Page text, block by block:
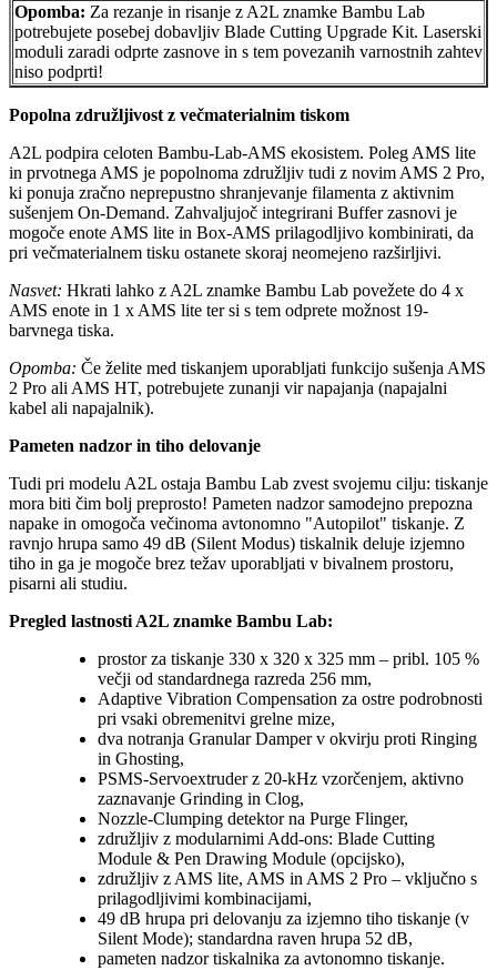
Opomba: Za rezanje in risanje z A2L znamke Bambu Lab
potrebujete posebej dobavljiv Blade Cutting Upgrade Kit. Laserski
moduli zaradi odprte zasnove in s tem povezanih varnostnih zahtev
niso podprti!
Popolna združljivost z večmaterialnim tiskom
A2L podpira celoten Bambu-Lab-AMS ekosistem. Poleg AMS lite
in prvotnega AMS je popolnoma združljiv tudi z novim AMS 2 Pro,
ki ponuja zračno neprepustno shranjevanje filamenta z aktivnim
sušenjem On-Demand. Zahvaljujoč integrirani Buffer zasnovi je
mogoče enote AMS lite in Box-AMS prilagodljivo kombinirati, da
pri večmaterialnem tisku ostanete skoraj neomejeno razširljivi.
Nasvet: Hkrati lahko z A2L znamke Bambu Lab povežete do 4 x
AMS enote in 1 x AMS lite ter si s tem odprete možnost 19-
barvnega tiska.
Opomba: Če želite med tiskanjem uporabljati funkcijo sušenja AMS
2 Pro ali AMS HT, potrebujete zunanji vir napajanja (napajalni
kabel ali napajalnik).
Pameten nadzor in tiho delovanje
Tudi pri modelu A2L ostaja Bambu Lab zvest svojemu cilju: tiskanje
mora biti čim bolj preprosto! Pameten nadzor samodejno prepozna
napake in omogoča večinoma avtonomno "Autopilot" tiskanje. Z
ravnjo hrupa samo 49 dB (Silent Modus) tiskalnik deluje izjemno
tiho in ga je mogoče brez težav uporabljati v bivalnem prostoru,
pisarni ali studiu.
Pregled lastnosti A2L znamke Bambu Lab:
prostor za tiskanje 330 x 320 x 325 mm – pribl. 105 %
večji od standardnega razreda 256 mm,
Adaptive Vibration Compensation za ostre podrobnosti
pri vsaki obremenitvi grelne mize,
dva notranja Granular Damper v okvirju proti Ringing
in Ghosting,
PSMS-Servoextruder z 20-kHz vzorčenjem, aktivno
zaznavanje Grinding in Clog,
Nozzle-Clumping detektor na Purge Flinger,
združljiv z modularnimi Add-ons: Blade Cutting
Module & Pen Drawing Module (opcijsko),
združljiv z AMS lite, AMS in AMS 2 Pro – vključno s
prilagodljivimi kombinacijami,
49 dB hrupa pri delovanju za izjemno tiho tiskanje (v
Silent Mode); standardna raven hrupa 52 dB,
pameten nadzor tiskalnika za avtonomno tiskanje.